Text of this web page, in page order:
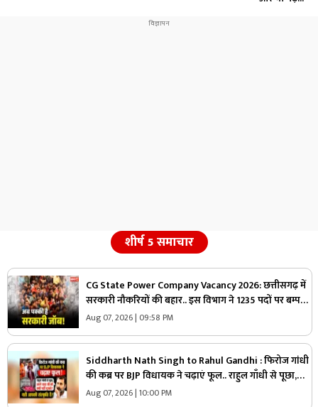
शीर्ष 5 समाचार
CG State Power Company Vacancy 2026: छत्तीसगढ़ में
सरकारी नौकरियों की बहार.. इस विभाग ने 1235 पदों पर बम्पर
भर्ती, डाटा एंट्री ऑपरेटर के ही 400 पद
Aug 07, 2026 | 09:58 PM
Siddharth Nath Singh to Rahul Gandhi : फिरोज गांधी
की कब्र पर BJP विधायक ने चढ़ाएं फूल.. राहुल गाँधी से पूछा,
“अपने दादा जी को क्यों नहीं पूजते, यही आपकी संस्कृति है?”
Aug 07, 2026 | 10:00 PM